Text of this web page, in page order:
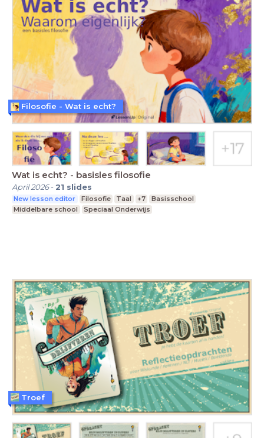
Wat is echt? - basisles filosofie
April 2026- 21 slides
New lesson editor Filosofie Taal +7
Basisschool
Middelbare school
Speciaal Onderwijs
Filosofie - Wat is echt?
Troef